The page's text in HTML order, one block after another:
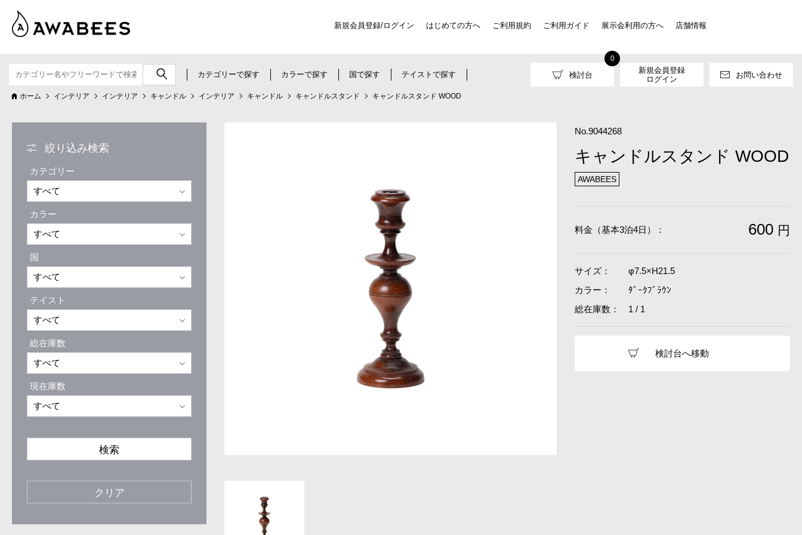
新規会員登録/ログイン はじめての方へ ご利用規約 ご利用ガイド 展示会利用の方へ 店舗情報
カテゴリーで探す カラーで探す 国で探す テイストで探す 検討台
0
新規会員登録
ログイン
お問い合わせ
ホーム インテリア インテリア キャンドル インテリア キャンドル キャンドルスタンド キャンドルスタンド WOOD
絞り込み検索
カテゴリー
カラー
国
テイスト
総在庫数
現在庫数
検索
No.9044268
キャンドルスタンド WOOD
AWABEES
料金（基本3泊4日）： 600 円
サイズ：
φ7.5×H21.5
カラー：
ﾀﾞｰｸﾌﾞﾗｳﾝ
総在庫数：
1 / 1
検討台へ移動